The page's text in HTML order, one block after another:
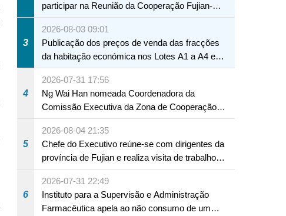
participar na Reunião da Cooperação Fujian-
Macau
3
2026-08-03 09:01
Publicação dos preços de venda das fracções
da habitação económica nos Lotes A1 a A4 e
A12 da Zona A dos Novos Aterros
4
2026-07-31 17:56
Ng Wai Han nomeada Coordenadora da
Comissão Executiva da Zona de Cooperação
Aprofundada entre Guangdong e Macau em
Hengqin
5
2026-08-04 21:35
Chefe do Executivo reúne-se com dirigentes da
província de Fujian e realiza visita de trabalho
em Fuzhou
6
2026-07-31 22:49
Instituto para a Supervisão e Administração
Farmacêutica apela ao não consumo de um